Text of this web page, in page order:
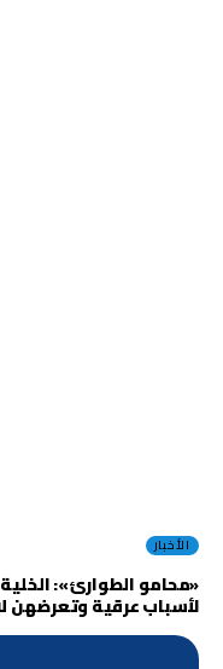
الأخبار
«محامو الطوارئ»:
لأسباب عرقية وتعرضهن